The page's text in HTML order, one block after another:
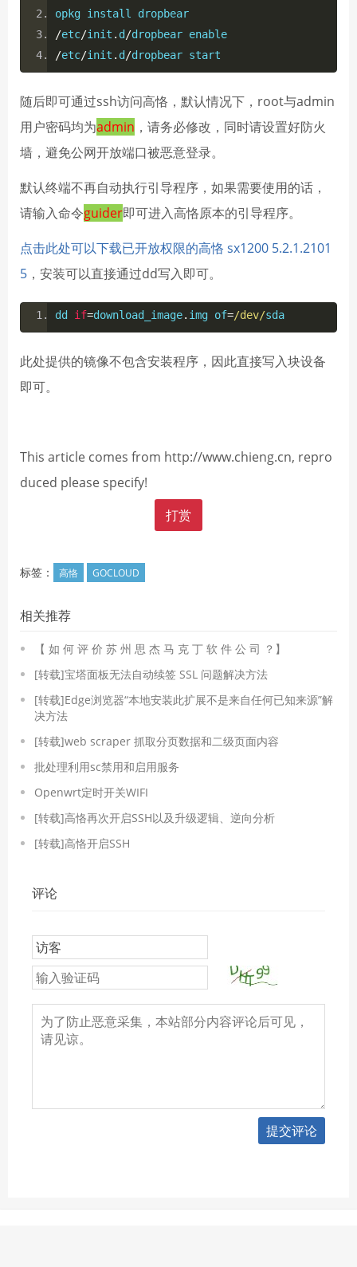
opkg install dropbear
/etc/init . d /dropbear enable
/etc/init . d /dropbear start
随后即可通过ssh访问高恪，默认情况下，root与admin
用户密码均为admin ，请务必修改，同时请设置好防火
墙，避免公网开放端口被恶意登录。
默认终端不再自动执行引导程序，如果需要使用的话，
请输入命令guider即可进入高恪原本的引导程序。
点击此处可以下载已开放权限的高恪 sx1200 5.2.1.2101
5 ，安装可以直接通过dd写入即可。
dd if=download_image. img of=/dev/sda
此处提供的镜像不包含安装程序，因此直接写入块设备
即可。
This article comes from http://www.chieng.cn, repro
duced please specify!
打赏
标签： 高恪 GOCLOUD
相关推荐
【 如 何 评 价 苏 州 思 杰 马 克 丁 软 件 公 司 ？】
[转载]宝塔面板无法自动续签 SSL 问题解决方法
[转载]Edge浏览器“本地安装此扩展不是来自任何已知来源”解
决方法
[转载]web scraper 抓取分页数据和二级页面内容
批处理利用sc禁用和启用服务
Openwrt定时开关WIFI
[转载]高恪再次开启SSH以及升级逻辑、逆向分析
[转载]高恪开启SSH
评论
提交评论